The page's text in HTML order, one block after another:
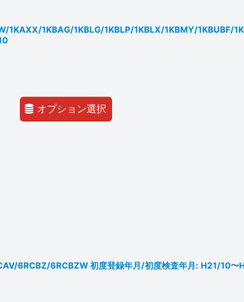
1KAXX/1KBAG/1KBLG/1KBLP/1KBLX/1KBMY/1KBUBF/
オプション選択
6RCBZ/6RCBZW 初度登録年月/初度検査年月: H21/